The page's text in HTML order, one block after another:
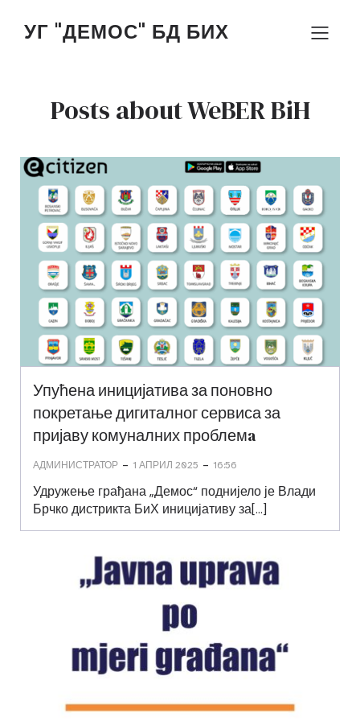
УГ "ДЕМОС" БД БИХ
Posts about WeBER BiH
Упућена иницијатива за поновно
покретање дигиталног сервиса за
пријаву комуналних проблемa
АДМИНИСТРАТОР - 1 АПРИЛ 2025 - 16:56
Удружење грађана „Демос“ поднијело је Влади
Брчко дистрикта БиХ иницијативу за[…]